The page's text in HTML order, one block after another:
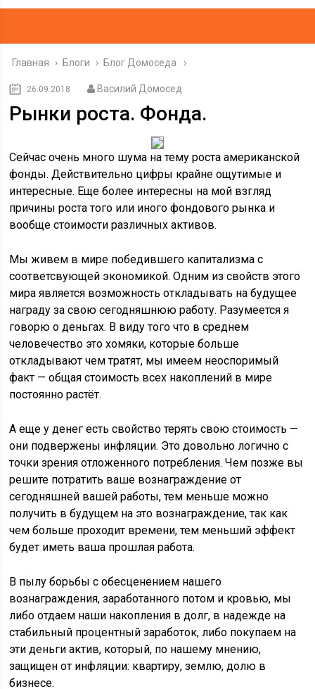
Главная › Блоги › Блог Домоседа
26.09.2018 Василий Домосед
Рынки роста. Фонда.
Сейчас очень много шума на тему роста американской
фонды. Действительно цифры крайне ощутимые и
интересные. Еще более интересны на мой взгляд
причины роста того или иного фондового рынка и
вообще стоимости различных активов.
Мы живем в мире победившего капитализма с
соответсвующей экономикой. Одним из свойств этого
мира является возможность откладывать на будущее
награду за свою сегодняшнюю работу. Разумеется я
говорю о деньгах. В виду того что в среднем
человечество это хомяки, которые больше
откладывают чем тратят, мы имеем неоспоримый
факт — общая стоимость всех накоплений в мире
постоянно растёт.
А еще у денег есть свойство терять свою стоимость —
они подвержены инфляции. Это довольно логично с
точки зрения отложенного потребления. Чем позже вы
решите потратить ваше вознаграждение от
сегодняшней вашей работы, тем меньше можно
получить в будущем на это вознаграждение, так как
чем больше проходит времени, тем меньший эффект
будет иметь ваша прошлая работа.
В пылу борьбы с обесценением нашего
вознаграждения, заработанного потом и кровью, мы
либо отдаем наши накопления в долг, в надежде на
стабильный процентный заработок, либо покупаем на
эти деньги актив, который, по нашему мнению,
защищен от инфляции: квартиру, землю, долю в
бизнесе.